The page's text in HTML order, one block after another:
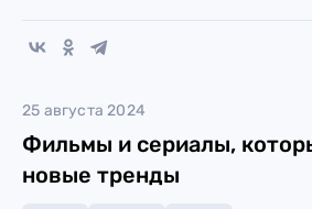
25 августа 2024
Фильмы и сериалы,
новые тренды